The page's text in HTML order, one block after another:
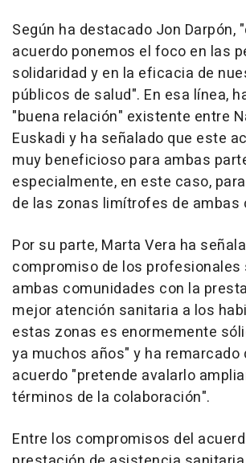
Según ha destacado Jon Darpón,
acuerdo ponemos el foco en las
solidaridad y en la eficacia de
públicos de salud". En esa línea,
"buena relación" existente entre
Euskadi y ha señalado que este
muy beneficioso para ambas
especialmente, en este caso,
de las zonas limítrofes de ambas
Por su parte, Marta Vera ha
compromiso de los profesionales
ambas comunidades con la
mejor atención sanitaria a los
estas zonas es enormemente
ya muchos años" y ha remarcado
acuerdo "pretende avalarlo
términos de la colaboración".
Entre los compromisos del